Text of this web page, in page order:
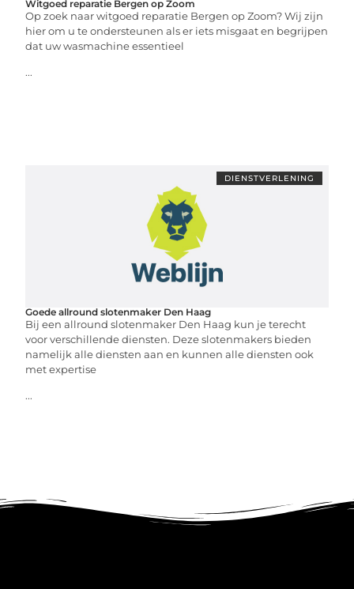
Witgoed reparatie Bergen op Zoom
Op zoek naar witgoed reparatie Bergen op Zoom? Wij zijn
hier om u te ondersteunen als er iets misgaat en begrijpen
dat uw wasmachine essentieel
...
DIENSTVERLENING
Goede allround slotenmaker Den Haag
Bij een allround slotenmaker Den Haag kun je terecht
voor verschillende diensten. Deze slotenmakers bieden
namelijk alle diensten aan en kunnen alle diensten ook
met expertise
...